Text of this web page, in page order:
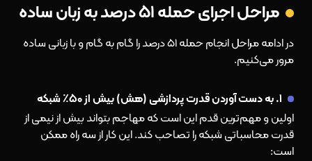
مراحل اجرای حمله ۵۱ درصد به زبان ساده
در ادامه مراحل انجام حمله ۵۱ درصد را گام به گام و با زبانی ساده
مرور می‌کنیم.
۱. به دست آوردن قدرت پردازشی (هش) بیش از ۵۰٪ شبکه
اولین و مهم‌ترین قدم این است که مهاجم بتواند بیش از نیمی از
قدرت محاسباتی شبکه را تصاحب کند. این کار از سه راه ممکن
است: